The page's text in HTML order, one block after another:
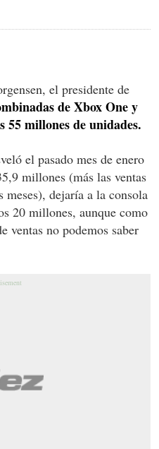
el presidente de
de Xbox One y
55 millones de unidades.
el pasado mes de enero
millones (más las ventas
meses), dejaría a la consola
20 millones, aunque como
ventas no podemos saber